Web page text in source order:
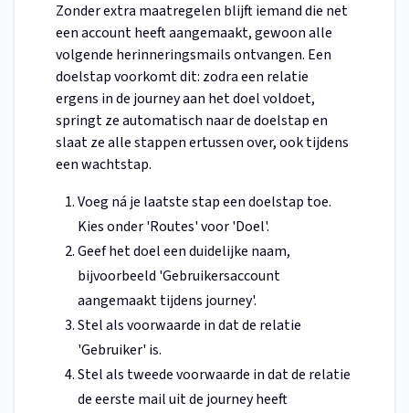
Zonder extra maatregelen blijft iemand die net
een account heeft aangemaakt, gewoon alle
volgende herinneringsmails ontvangen. Een
doelstap voorkomt dit: zodra een relatie
ergens in de journey aan het doel voldoet,
springt ze automatisch naar de doelstap en
slaat ze alle stappen ertussen over, ook tijdens
een wachtstap.
Voeg ná je laatste stap een doelstap toe.
Kies onder 'Routes' voor 'Doel'.
Geef het doel een duidelijke naam,
bijvoorbeeld 'Gebruikersaccount
aangemaakt tijdens journey'.
Stel als voorwaarde in dat de relatie
'Gebruiker' is.
Stel als tweede voorwaarde in dat de relatie
de eerste mail uit de journey heeft